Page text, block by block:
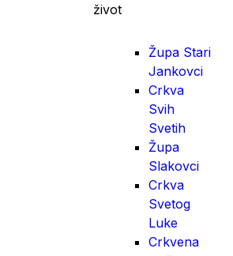
život
Župa Stari
Jankovci
Crkva
Svih
Svetih
Župa
Slakovci
Crkva
Svetog
Luke
Crkvena